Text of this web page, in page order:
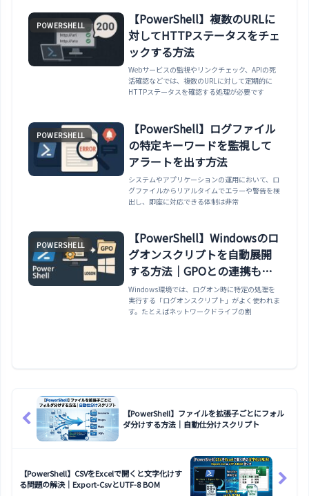
POWERSHELL
【PowerShell】複数のURLに
対してHTTPステータスをチェ
ックする方法
Webサービスの監視やリンクチェック、APIの死
活確認などでは、複数のURLに対して定期的に
HTTPステータスを確認する処理が必要です
POWERSHELL
【PowerShell】ログファイル
の特定キーワードを監視して
アラートを出す方法
システムやアプリケーションの運用において、ロ
グファイルからリアルタイムでエラーや警告を検
出し、即座に対応できる体制は非常
POWERSHELL
【PowerShell】Windowsのロ
グオンスクリプトを自動展開
する方法｜GPOとの連携も紹
介
Windows環境では、ログオン時に特定の処理を
実行する「ログオンスクリプト」がよく使われま
す。たとえばネットワークドライブの割
【PowerShell】ファイルを拡張子ごとにフォル
ダ分けする方法｜自動仕分けスクリプト
【PowerShell】CSVをExcelで開くと文字化けす
る問題の解決｜Export-CsvとUTF-8 BOM